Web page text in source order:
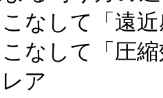
こなして「遠
こなして「圧
ア